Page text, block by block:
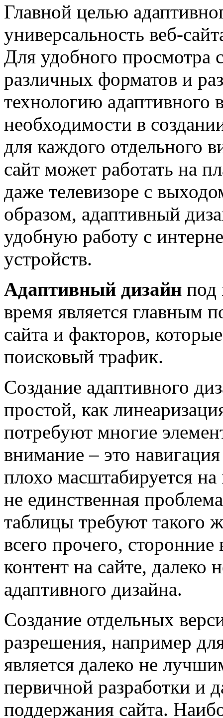
Главной целью
универсальность веб-
Для удобного просмотра
различных форматов и
технологию адаптивного
необходимости в
для каждого отдельного
сайт может работать на
даже телевизоре с
образом, адаптивный
удобную работу с
устройств.
Адаптивный дизайн под
время является главным
сайта и факторов,
поисковый трафик.
Создание адаптивного
простой, как
потребуют многие
внимание – это
плохо масштабируется
не единственная
таблицы требуют такого
всего прочего,
контент на сайте, далеко
адаптивного дизайна.
Создание отдельных
разрешения, например
является далеко не
первичной разработки и
поддержания сайта.